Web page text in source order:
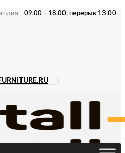
09.00 - 18.00, перерыв 13:00-